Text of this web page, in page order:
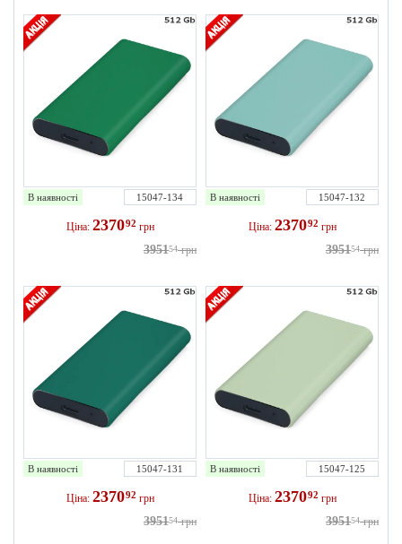
В наявності 15047-134
Ціна: 237092 грн
395154 грн
В наявності 15047-132
Ціна: 237092 грн
395154 грн
В наявності 15047-131
Ціна: 237092 грн
395154 грн
В наявності 15047-125
Ціна: 237092 грн
395154 грн